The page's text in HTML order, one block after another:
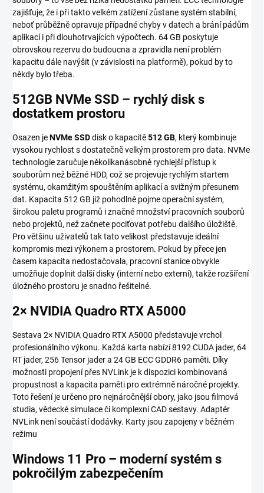
zajišťuje, že i při takto velkém zatížení zůstane systém stabilní,
neboť průběžně opravuje případné chyby v datech a brání pádům
aplikací i při dlouhotrvajících výpočtech. 64 GB poskytuje
obrovskou rezervu do budoucna a zpravidla není problém
kapacitu dále navýšit (v závislosti na platformě), pokud by to
někdy bylo třeba.
512GB NVMe SSD – rychlý disk s
dostatkem prostoru
Osazen jeNVMe SSDdisk o kapacitě512 GB, který kombinuje
vysokou rychlost s dostatečně velkým prostorem pro data. NVMe
technologie zaručuje několikanásobně rychlejší přístup k
souborům než běžné HDD, což se projevuje rychlým startem
systému, okamžitým spouštěním aplikací a svižným přesunem
dat. Kapacita 512 GB již pohodlně pojme operační systém,
širokou paletu programů i značné množství pracovních souborů
nebo projektů, než začnete pociťovat potřebu dalšího úložiště.
Pro většinu uživatelů tak tato velikost představuje ideální
kompromis mezi výkonem a prostorem. Pokud by přece jen
časem kapacita nedostačovala, pracovní stanice obvykle
umožňuje doplnit další disky (interní nebo externí), takže rozšíření
úložného prostoru je snadno řešitelné.
2× NVIDIA Quadro RTX A5000
Sestava 2× NVIDIA Quadro RTX A5000 představuje vrchol
profesionálního výkonu. Každá karta nabízí 8192 CUDA jader, 64
RT jader, 256 Tensor jader a 24 GB ECC GDDR6 paměti. Díky
možnosti propojení přes NVLink je k dispozici kombinovaná
propustnost a kapacita paměti pro extrémně náročné projekty.
Toto řešení je určeno pro nejnáročnější obory, jako jsou filmová
studia, vědecké simulace či komplexní CAD sestavy. Adaptér
NVLink není součástí dodávky. Karty jsou zapojeny v běžném
režimu
Windows 11 Pro – moderní systém s
pokročilým zabezpečením